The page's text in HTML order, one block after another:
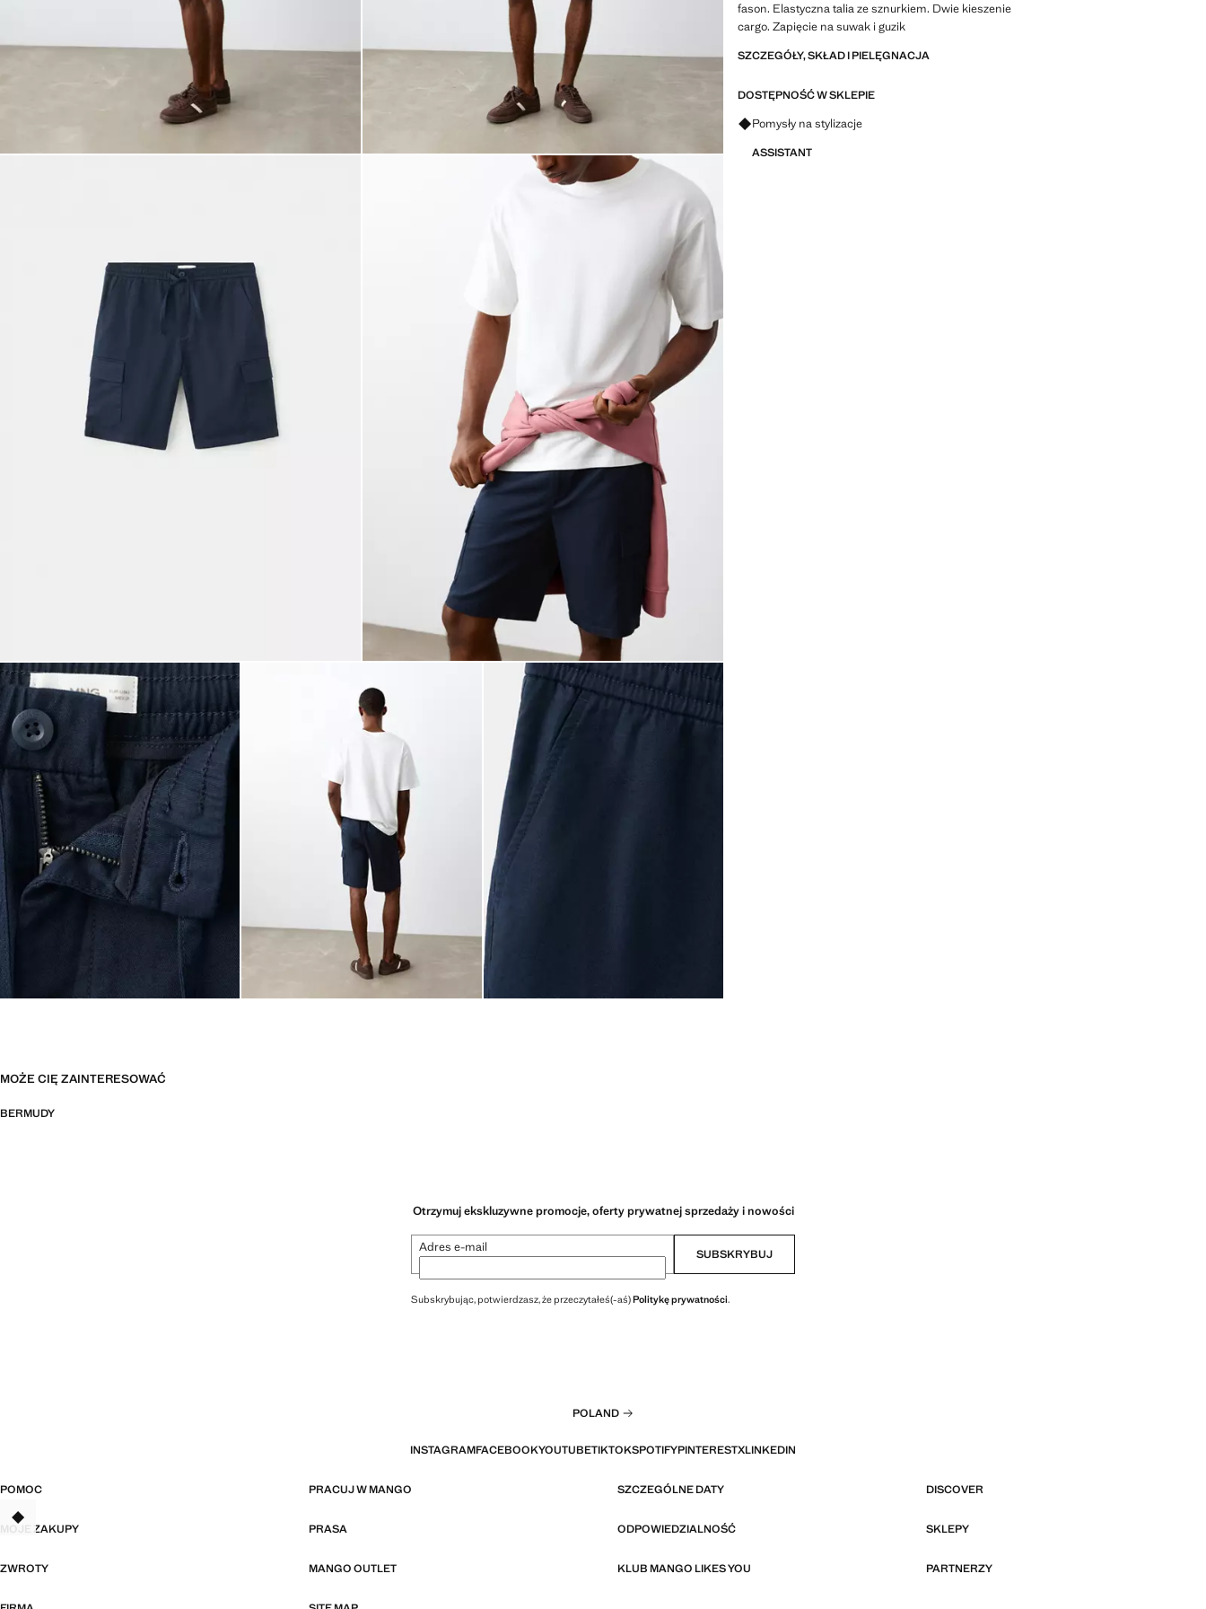
fason. Elastyczna talia ze sznurkiem. Dwie kieszenie
cargo. Zapięcie na suwak i guzik
SZCZEGÓŁY, SKŁAD I PIELĘGNACJA
DOSTĘPNOŚĆ W SKLEPIE
Zapytaj o stylizacje, ubrania i trendy
Pomysły na stylizacje
ASSISTANT
MOŻE CIĘ ZAINTERESOWAĆ
BERMUDY
Otrzymuj ekskluzywne promocje, oferty prywatnej sprzedaży i nowości
Adres e-mail SUBSKRYBUJ
Subskrybując, potwierdzasz, że przeczytałeś(-aś)Politykę prywatności.
POLAND
INSTAGRAMFACEBOOKYOUTUBETIKTOKSPOTIFYPINTERESTXLINKEDIN
POMOC PRACUJ W MANGO SZCZEGÓLNE DATY DISCOVER
MOJE ZAKUPY PRASA ODPOWIEDZIALNOŚĆ SKLEPY
ZWROTY MANGO OUTLET KLUB MANGO LIKES YOU PARTNERZY